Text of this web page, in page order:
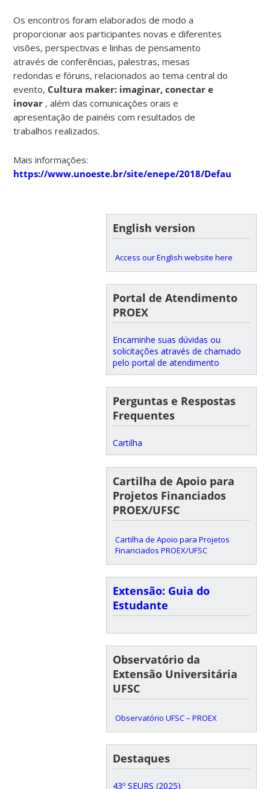
Os encontros foram elaborados de modo a
proporcionar aos participantes novas e diferentes
visões, perspectivas e linhas de pensamento
através de conferências, palestras, mesas
redondas e fóruns, relacionados ao tema central do
evento, Cultura maker: imaginar, conectar e
inovar , além das comunicações orais e
apresentação de painéis com resultados de
trabalhos realizados.
Mais informações:
https://www.unoeste.br/site/enepe/2018/Default.aspx
English version
Access our English website here
Portal de Atendimento
PROEX
Encaminhe suas dúvidas ou
solicitações através de chamado
pelo portal de atendimento
Perguntas e Respostas
Frequentes
Cartilha
Cartilha de Apoio para
Projetos Financiados
PROEX/UFSC
Cartilha de Apoio para Projetos
Financiados PROEX/UFSC
Extensão: Guia do
Estudante
Observatório da
Extensão Universitária
UFSC
Observatório UFSC – PROEX
Destaques
43º SEURS (2025)